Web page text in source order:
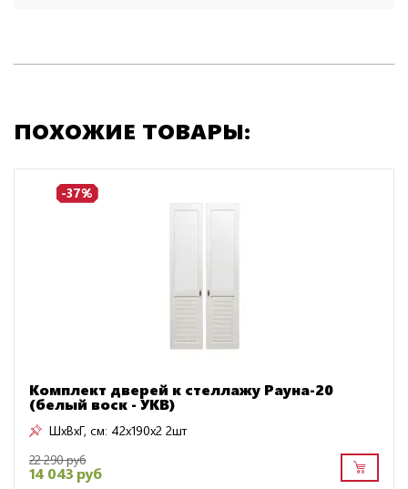
ПОХОЖИЕ ТОВАРЫ:
-37%
Комплект дверей к стеллажу Рауна-20
(белый воск - УКВ)
ШxВxГ, см: 42x190x2 2шт
22 290 руб
14 043 руб